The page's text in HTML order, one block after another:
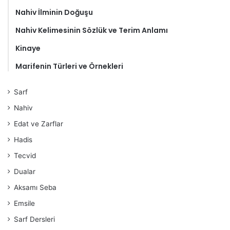
Nahiv İlminin Doğuşu
Nahiv Kelimesinin Sözlük ve Terim Anlamı
Kinaye
Marifenin Türleri ve Örnekleri
Sarf
Nahiv
Edat ve Zarflar
Hadis
Tecvid
Dualar
Aksamı Seba
Emsile
Sarf Dersleri